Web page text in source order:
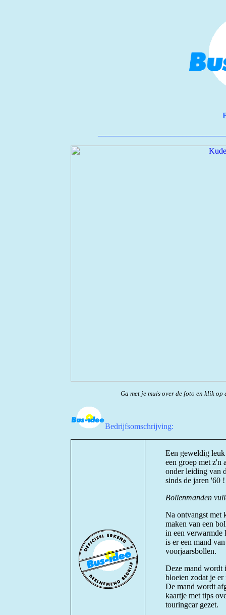
Ga met je muis over de foto en klik
Bedrijfsomschrijving:
Een geweldig
een groep met z'n
onder leiding van
sinds de jaren '60 !
Bollenmanden
Na ontvangst met
maken van een
in een verwarmde
is er een mand
voorjaarsbollen.
Deze mand wordt
bloeien zodat je
De mand wordt
kaartje met tips
touringcar gezet.